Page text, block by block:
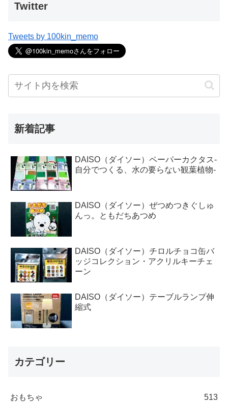
Twitter
Tweets by 100kin_memo
新着記事
DAISO（ダイソー）ペーパーカクタス-
自分でつくる、水の要らない観葉植物-
DAISO（ダイソー）ぜつめつきぐしゅ
んっ。ともだちあつめ
DAISO（ダイソー）チロルチョコ缶バ
ッジコレクション・アクリルキーチェ
ーン
DAISO（ダイソー）テーブルランプ伸
縮式
カテゴリー
おもちゃ 513